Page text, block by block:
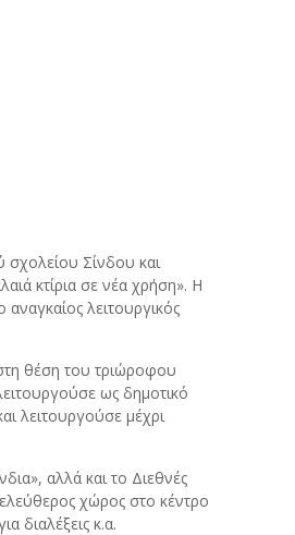
σχολείου Σίνδου και
κτίρια σε νέα χρήση». Η
λειτουργικός
θέση του τριώροφου
ως δημοτικό
λειτουργούσε μέχρι
αλλά και το Διεθνές
χώρος στο κέντρο
διαλέξεις κ.α.